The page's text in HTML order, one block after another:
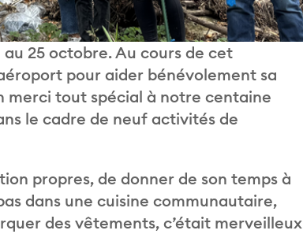
au 25 octobre. Au cours de cet
pour aider bénévolement sa
merci tout spécial à notre centaine
le cadre de neuf activités de
propres, de donner de son temps à
dans une cuisine communautaire,
des vêtements, c’était merveilleux